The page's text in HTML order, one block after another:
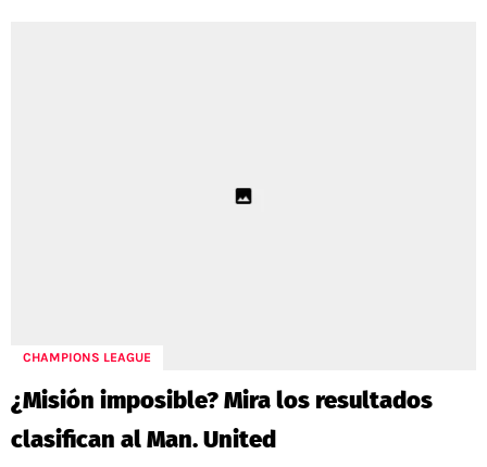
CHAMPIONS LEAGUE
¿Misión imposible? Mira los resultados
clasifican al Man. United